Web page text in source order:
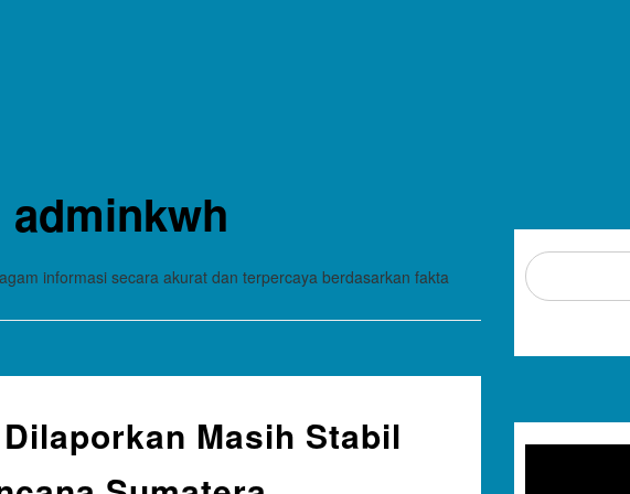
adminkwh
informasi secara akurat dan terpercaya berdasarkan fakta
Masih Stabil
Search
for: